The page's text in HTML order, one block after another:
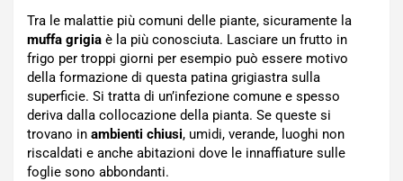
Tra le malattie più comuni delle piante, sicuramente la
muffa grigia è la più conosciuta. Lasciare un frutto in
frigo per troppi giorni per esempio può essere motivo
della formazione di questa patina grigiastra sulla
superficie. Si tratta di un’infezione comune e spesso
deriva dalla collocazione della pianta. Se queste si
trovano in ambienti chiusi, umidi, verande, luoghi non
riscaldati e anche abitazioni dove le innaffiature sulle
foglie sono abbondanti.